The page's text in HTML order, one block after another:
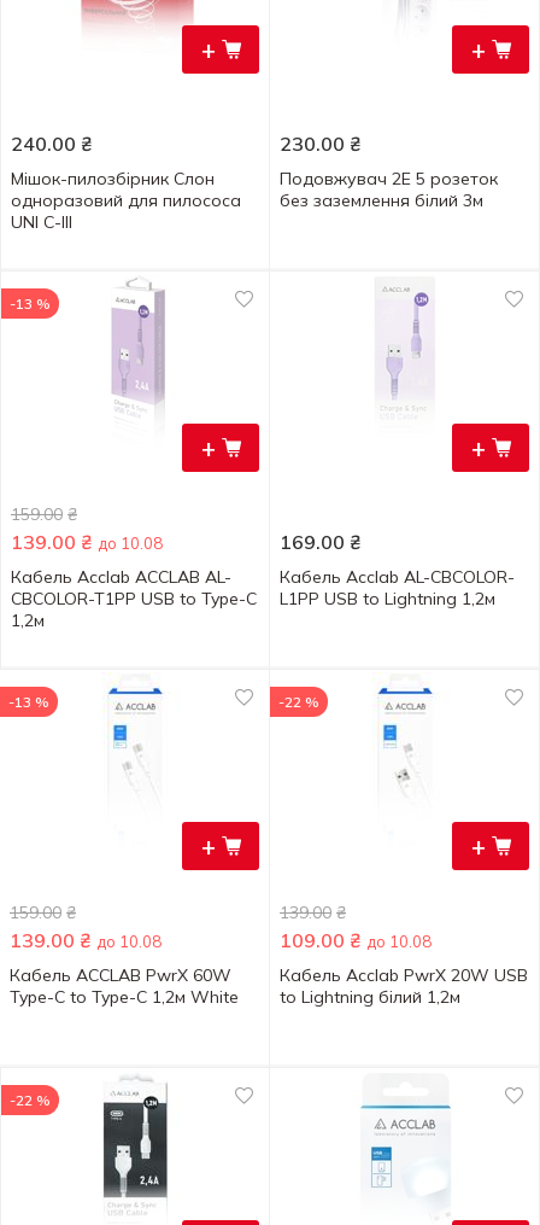
+
240.00 ₴
Мішок-пилозбірник Слон
одноразовий для пилососа
UNI C-III
+
230.00 ₴
Подовжувач 2Е 5 розеток
без заземлення білий 3м
+
-13 %
159.00 ₴
139.00 ₴ до 10.08
Кабель Acclab ACCLAB AL-
CBCOLOR-T1PP USB to Type-C
1,2м
+
169.00 ₴
Кабель Acclab AL-CBCOLOR-
L1PP USB to Lightning 1,2м
+
-13 %
159.00 ₴
139.00 ₴ до 10.08
Кабель ACCLAB PwrX 60W
Type-C to Type-C 1,2м White
+
-22 %
139.00 ₴
109.00 ₴ до 10.08
Кабель Acclab PwrX 20W USB
to Lightning білий 1,2м
-22 %